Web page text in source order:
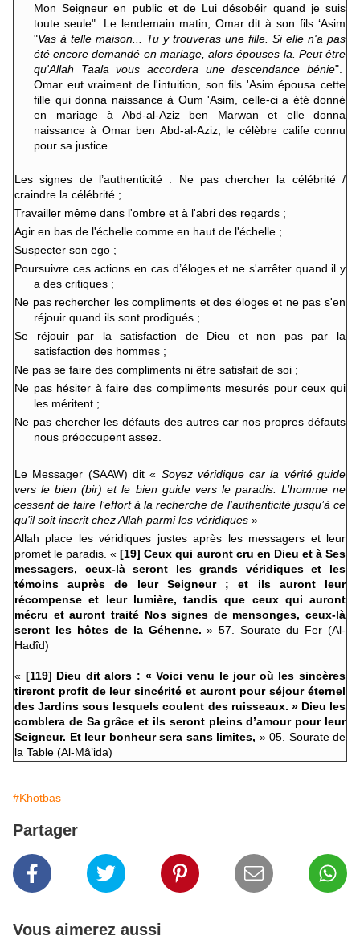
Mon Seigneur en public et de Lui désobéir quand je suis
toute seule". Le lendemain matin, Omar dit à son fils ‘Asim
"Vas à telle maison... Tu y trouveras une fille. Si elle n'a pas
été encore demandé en mariage, alors épouses la. Peut être
qu'Allah Taala vous accordera une descendance bénie".
Omar eut vraiment de l'intuition, son fils 'Asim épousa cette
fille qui donna naissance à Oum 'Asim, celle-ci a été donné
en mariage à Abd-al-Aziz ben Marwan et elle donna
naissance à Omar ben Abd-al-Aziz, le célèbre calife connu
pour sa justice.
Les signes de l’authenticité : Ne pas chercher la célébrité /
craindre la célébrité ;
Travailler même dans l'ombre et à l'abri des regards ;
Agir en bas de l'échelle comme en haut de l'échelle ;
Suspecter son ego ;
Poursuivre ces actions en cas d’éloges et ne s'arrêter quand il y
a des critiques ;
Ne pas rechercher les compliments et des éloges et ne pas s'en
réjouir quand ils sont prodigués ;
Se réjouir par la satisfaction de Dieu et non pas par la
satisfaction des hommes ;
Ne pas se faire des compliments ni être satisfait de soi ;
Ne pas hésiter à faire des compliments mesurés pour ceux qui
les méritent ;
Ne pas chercher les défauts des autres car nos propres défauts
nous préoccupent assez.
Le Messager (SAAW) dit « Soyez véridique car la vérité guide
vers le bien (bir) et le bien guide vers le paradis. L’homme ne
cessent de faire l’effort à la recherche de l’authenticité jusqu’à ce
qu’il soit inscrit chez Allah parmi les véridiques »
Allah place les véridiques justes après les messagers et leur
promet le paradis. « [19] Ceux qui auront cru en Dieu et à Ses
messagers, ceux-là seront les grands véridiques et les
témoins auprès de leur Seigneur ; et ils auront leur
récompense et leur lumière, tandis que ceux qui auront
mécru et auront traité Nos signes de mensonges, ceux-là
seront les hôtes de la Géhenne.» 57. Sourate du Fer (Al-
Hadîd)
« [119] Dieu dit alors : « Voici venu le jour où les sincères
tireront profit de leur sincérité et auront pour séjour éternel
des Jardins sous lesquels coulent des ruisseaux. » Dieu les
comblera de Sa grâce et ils seront pleins d’amour pour leur
Seigneur. Et leur bonheur sera sans limites, » 05. Sourate de
la Table (Al-Mâ’ida)
#Khotbas
Partager
Vous aimerez aussi